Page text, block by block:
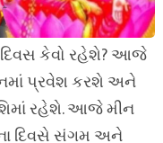
કેવો રહેશે? આજે
પ્રવેશ કરશે અને
રહેશે. આજે મીન
દિવસે સંગમ અને